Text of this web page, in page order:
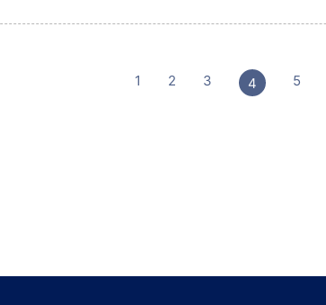
1 2 3 4 5